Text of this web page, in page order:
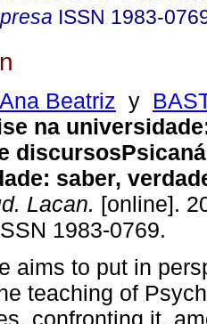
ISSN 1983-
Beatriz y
na universidade
discursos
: saber,
Lacan. [online].
1983-0769.
aims to put in
teaching of
confronting it,